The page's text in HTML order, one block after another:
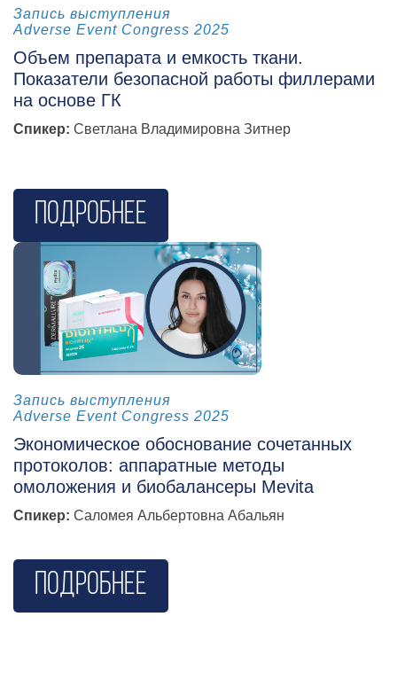
косметология
Запись выступления
Adverse Event Congress 2025
Объем препарата и емкость ткани.
Показатели безопасной работы филлерами
на основе ГК
Спикер: Светлана Владимировна Зитнер
Подробнее
косметология
Запись выступления
Adverse Event Congress 2025
Экономическое обоснование сочетанных
протоколов: аппаратные методы
омоложения и биобалансеры Mevita
Спикер: Саломея Альбертовна Абальян
Подробнее